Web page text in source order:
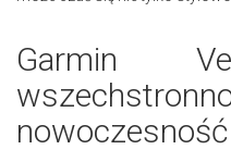
Garmin
nowoczesność